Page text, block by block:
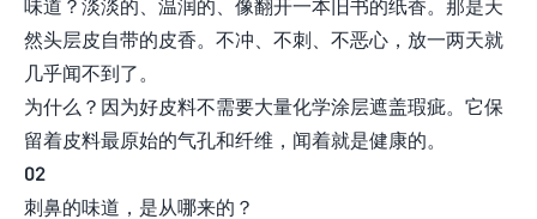
味道？淡淡的、温润的、像翻开一本旧书的纸香。那是天
然头层皮自带的皮香。不冲、不刺、不恶心，放一两天就
几乎闻不到了。
为什么？因为好皮料不需要大量化学涂层遮盖瑕疵。它保
留着皮料最原始的气孔和纤维，闻着就是健康的。
02
刺鼻的味道，是从哪来的？